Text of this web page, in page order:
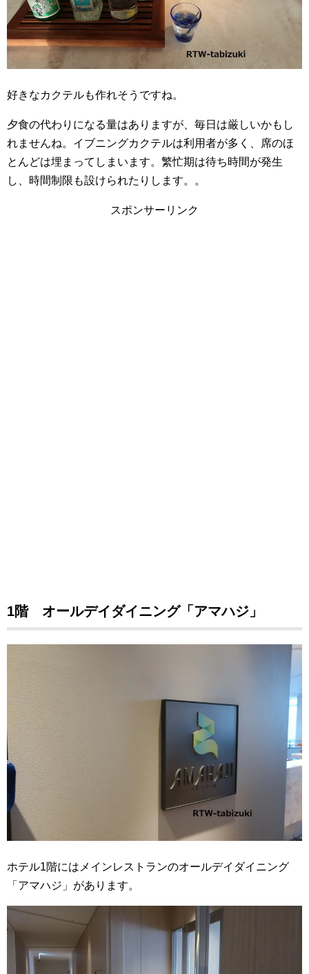
好きなカクテルも作れそうですね。
夕食の代わりになる量はありますが、毎日は厳しいかもし
れませんね。イブニングカクテルは利用者が多く、席のほ
とんどは埋まってしまいます。繁忙期は待ち時間が発生
し、時間制限も設けられたりします。。
スポンサーリンク
1階 オールデイダイニング「アマハジ」
ホテル1階にはメインレストランのオールデイダイニング
「アマハジ」があります。